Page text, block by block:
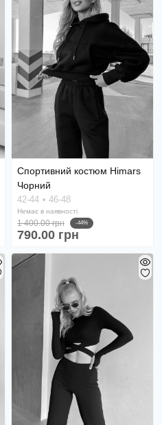
Спортивний костюм Himars
Чорний
42-44 46-48
Немає в наявності
1 400.00 грн -44%
790.00 грн